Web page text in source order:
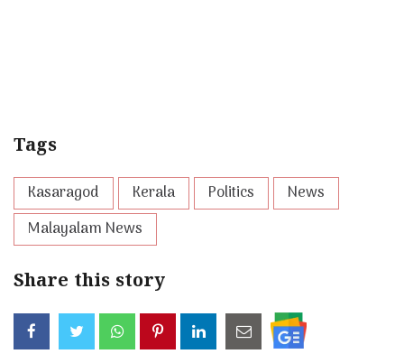
Tags
Kasaragod Kerala Politics
News
Malayalam News
Share this story